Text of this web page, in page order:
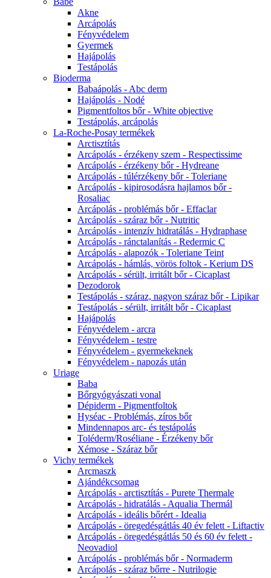
Akne
Arcápolás
Fényvédelem
Gyermek
Hajápolás
Testápolás
Bioderma
Babaápolás - Abc derm
Hajápolás - Nodé
Pigmentfoltos bőr - White objective
Testápolás, arcápolás
La-Roche-Posay termékek
Arctisztítás
Arcápolás - érzékeny szem - Respectissime
Arcápolás - érzékeny bőr - Hydreane
Arcápolás - túlérzékeny bőr - Toleriane
Arcápolás - kipirosodásra hajlamos bőr -
Rosaliac
Arcápolás - problémás bőr - Effaclar
Arcápolás - száraz bőr - Nutritic
Arcápolás - intenzív hidratálás - Hydraphase
Arcápolás - ránctalanítás - Redermic C
Arcápolás - alapozók - Toleriane Teint
Arcápolás - hámlás, vörös foltok - Kerium DS
Arcápolás - sérült, irritált bőr - Cicaplast
Dezodorok
Testápolás - száraz, nagyon száraz bőr - Lipikar
Testápolás - sérült, irritált bőr - Cicaplast
Hajápolás
Fényvédelem - arcra
Fényvédelem - testre
Fényvédelem - gyermekeknek
Fényvédelem - napozás után
Uriage
Baba
Bőrgyógyászati vonal
Dépiderm - Pigmentfoltok
Hyséac - Problémás, zíros bőr
Mindennapos arc- és testápolás
Toléderm/Roséliane - Érzékeny bőr
Xémose - Száraz bőr
Vichy termékek
Arcmaszk
Ajándékcsomag
Arcápolás - arctisztítás - Purete Thermale
Arcápolás - hidratálás - Aqualia Thermál
Arcápolás - ideális bőrért - Idealia
Arcápolás - öregedésgátlás 40 év felett - Liftactiv
Arcápolás - öregedésgátlás 50 és 60 év felett -
Neovadiol
Arcápolás - problémás bőr - Normaderm
Arcápolás - száraz bőrre - Nutrilogie